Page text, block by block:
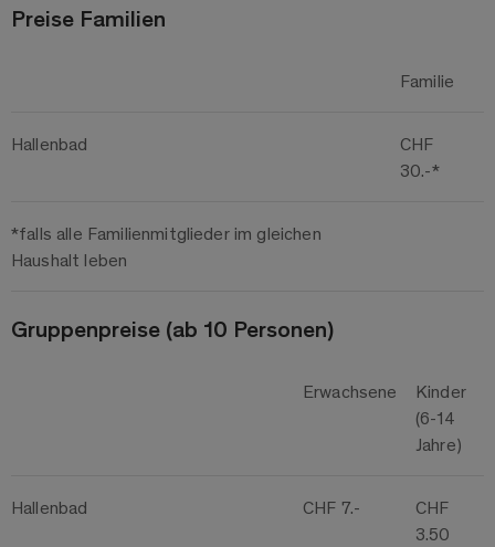
Preise Familien
Familie
Hallenbad
CHF
30.-*
*falls alle Familienmitglieder im gleichen
Haushalt leben
Gruppenpreise (ab 10 Personen)
Erwachsene
Kinder
(6-14
Jahre)
Hallenbad CHF 7.-
CHF
3.50